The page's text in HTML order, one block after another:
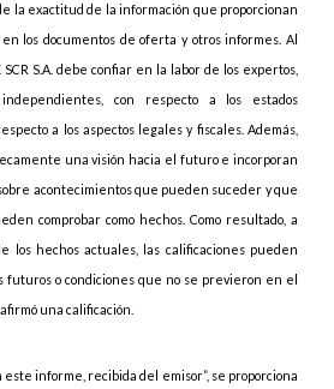
la exactitud de la información que proporcionan
en los documentos de oferta y otros informes. Al
S.A. debe confiar en la labor de los expertos,
con respecto a los estados
a los aspectos legales y fiscales. Además,
una visión hacia el futuro e incorporan
acontecimientos que pueden suceder y que
comprobar como hechos. Como resultado, a
los hechos actuales, las calificaciones pueden
futuros o condiciones que no se previeron en el
una calificación.
informe, recibida del emisor”, se proporciona